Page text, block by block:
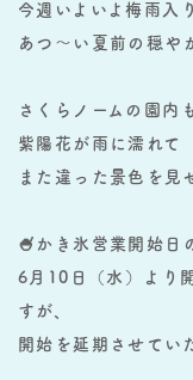
今週いよいよ梅雨入
あつ〜い夏前の穏や
さくらノームの園内も
紫陽花が雨に濡れて
また違った景色を見
🍧かき氷営業開始日
6月10日（水）より
すが、
開始を延期させてい